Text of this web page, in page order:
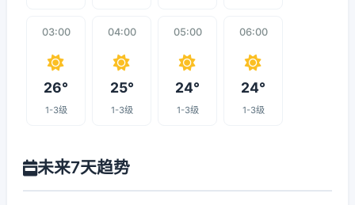
03:00
26°
1-3级
04:00
25°
1-3级
05:00
24°
1-3级
06:00
24°
1-3级
未来7天趋势